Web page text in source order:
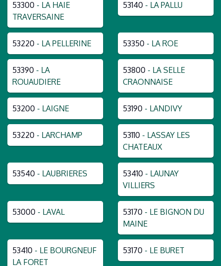
53300 - LA HAIE
TRAVERSAINE
53140 - LA PALLU
53220 - LA PELLERINE 53350 - LA ROE
53390 - LA
ROUAUDIERE
53800 - LA SELLE
CRAONNAISE
53200 - LAIGNE 53190 - LANDIVY
53220 - LARCHAMP 53110 - LASSAY LES
CHATEAUX
53540 - LAUBRIERES 53410 - LAUNAY
VILLIERS
53000 - LAVAL 53170 - LE BIGNON DU
MAINE
53410 - LE BOURGNEUF
LA FORET
53170 - LE BURET